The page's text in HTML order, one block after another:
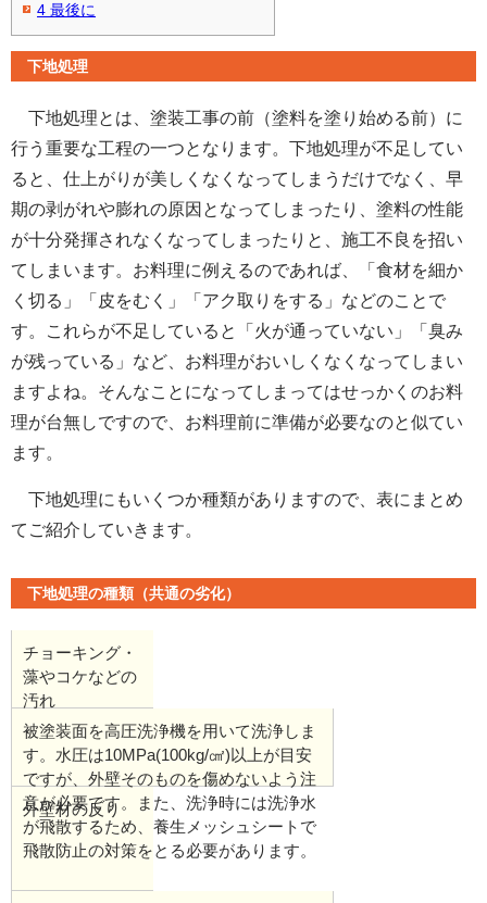
4 最後に
下地処理
下地処理とは、塗装工事の前（塗料を塗り始める前）に
行う重要な工程の一つとなります。下地処理が不足してい
ると、仕上がりが美しくなくなってしまうだけでなく、早
期の剥がれや膨れの原因となってしまったり、塗料の性能
が十分発揮されなくなってしまったりと、施工不良を招い
てしまいます。お料理に例えるのであれば、「食材を細か
く切る」「皮をむく」「アク取りをする」などのことで
す。これらが不足していると「火が通っていない」「臭み
が残っている」など、お料理がおいしくなくなってしまい
ますよね。そんなことになってしまってはせっかくのお料
理が台無しですので、お料理前に準備が必要なのと似てい
ます。
下地処理にもいくつか種類がありますので、表にまとめ
てご紹介していきます。
下地処理の種類（共通の劣化）
チョーキング・
藻やコケなどの
汚れ
被塗装面を高圧洗浄機を用いて洗浄しま
す。水圧は10MPa(100kg/㎠)以上が目安
ですが、外壁そのものを傷めないよう注
意が必要です。また、洗浄時には洗浄水
が飛散するため、養生メッシュシートで
飛散防止の対策をとる必要があります。
外壁材の反り